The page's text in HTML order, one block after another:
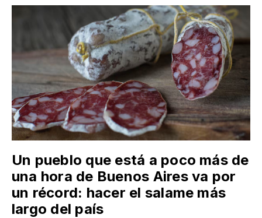
Un pueblo que está a poco más de
una hora de Buenos Aires va por
un récord: hacer el salame más
largo del país